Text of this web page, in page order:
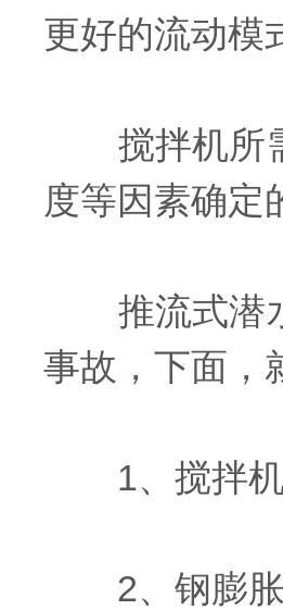
更好的流动模
搅拌机所需
度等因素确定
推流式潜水
事故，下面，
1、搅拌机
2、钢膨胀